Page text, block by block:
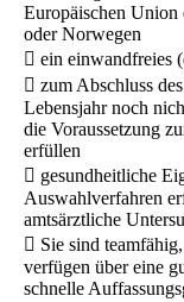
Europäischen
oder Norwegen
 ein einwandfreies
 zum Abschluss
Lebensjahr noch
die Voraussetzung
erfüllen
 gesundheitliche
Auswahlverfahren
amtsärztliche
 Sie sind
verfügen über eine
schnelle